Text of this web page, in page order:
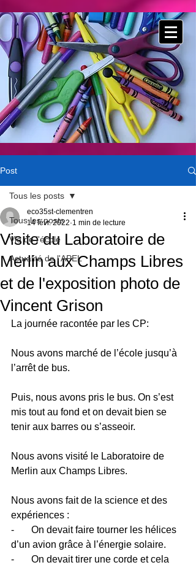
Post
Tous les posts
Vie de l'école
Actualité de l'APEL
Tous les posts
Visite du Laboratoire de
Merlin aux Champs Libres
et de l'exposition photo de
Vincent Grison
eco35st-clementren
14 févr. 2022 1 min de lecture
La journée racontée par les CP:
Nous avons marché de l’école jusqu’à
l’arrêt de bus.
Puis, nous avons pris le bus. On s’est
mis tout au fond et on devait bien se
tenir aux barres ou s’asseoir.
Nous avons visité le Laboratoire de
Merlin aux Champs Libres.
Nous avons fait de la science et des
expériences :
-       On devait faire tourner les hélices
d’un avion grâce à l’énergie solaire.
-       On devait tirer une corde et cela